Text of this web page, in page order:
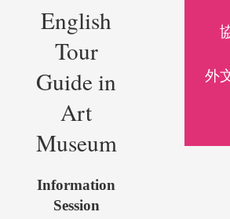
English
Tour
Guidein
Art
Museum
Information
Session
外